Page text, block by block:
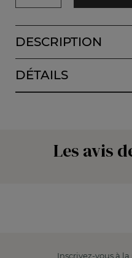
DESCRIPTION
DÉTAILS
Les avis
Inscrivez-vous à